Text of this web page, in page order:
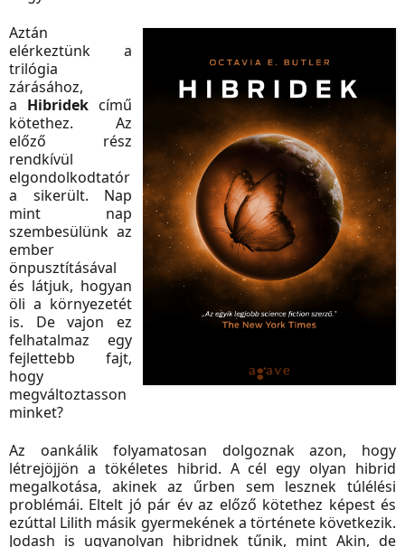
Aztán
elérkeztünk a
trilógia
zárásához,
a Hibridek című
kötethez. Az
előző rész
rendkívül
elgondolkodtatór
a sikerült. Nap
mint nap
szembesülünk az
ember
önpusztításával
és látjuk, hogyan
öli a környezetét
is. De vajon ez
felhatalmaz egy
fejlettebb fajt,
hogy
megváltoztasson
minket?
Az oankálik folyamatosan dolgoznak azon, hogy
létrejöjjön a tökéletes hibrid. A cél egy olyan hibrid
megalkotása, akinek az űrben sem lesznek túlélési
problémái. Eltelt jó pár év az előző kötethez képest és
ezúttal Lilith másik gyermekének a története következik.
Jodash is ugyanolyan hibridnek tűnik, mint Akin, de